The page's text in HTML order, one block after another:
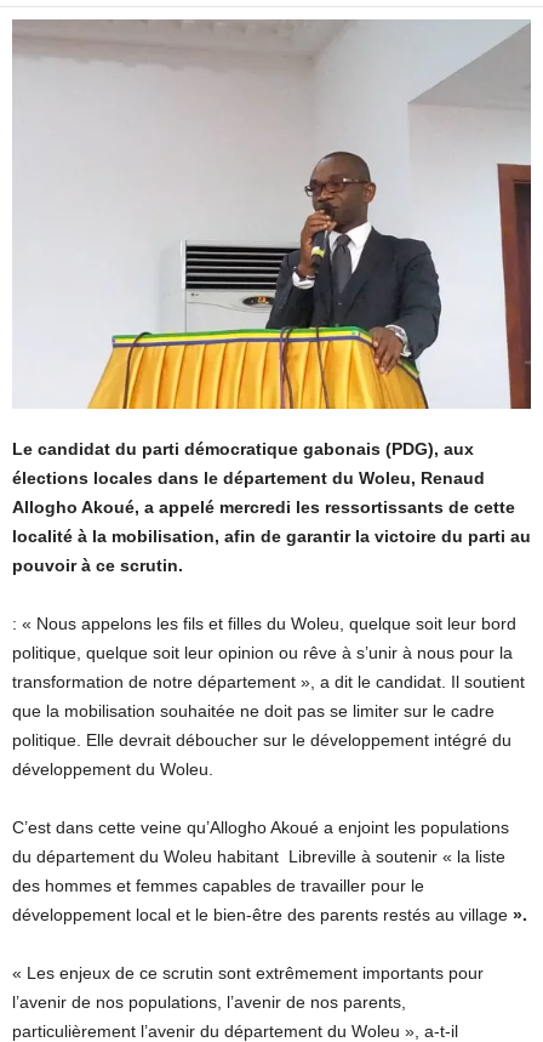
Le candidat du parti démocratique gabonais (PDG), aux
élections locales dans le département du Woleu, Renaud
Allogho Akoué, a appelé mercredi les ressortissants de cette
localité à la mobilisation, afin de garantir la victoire du parti au
pouvoir à ce scrutin.
: « Nous appelons les fils et filles du Woleu, quelque soit leur bord
politique, quelque soit leur opinion ou rêve à s’unir à nous pour la
transformation de notre département », a dit le candidat. Il soutient
que la mobilisation souhaitée ne doit pas se limiter sur le cadre
politique. Elle devrait déboucher sur le développement intégré du
développement du Woleu.
C’est dans cette veine qu’Allogho Akoué a enjoint les populations
du département du Woleu habitant Libreville à soutenir « la liste
des hommes et femmes capables de travailler pour le
développement local et le bien-être des parents restés au village ».
« Les enjeux de ce scrutin sont extrêmement importants pour
l’avenir de nos populations, l’avenir de nos parents,
particulièrement l’avenir du département du Woleu », a-t-il